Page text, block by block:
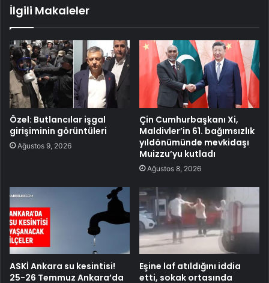
İlgili Makaleler
Özel: Butlancılar işgal
girişiminin görüntüleri
Ağustos 9, 2026
Çin Cumhurbaşkanı Xi,
Maldivler’in 61. bağımsızlık
yıldönümünde mevkidaşı
Muizzu’yu kutladı
Ağustos 8, 2026
ASKİ Ankara su kesintisi!
25-26 Temmuz Ankara’da
Eşine laf atıldığını iddia
etti, sokak ortasında